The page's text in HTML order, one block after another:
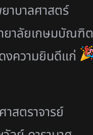
าบาลศาสตร์
ยาลัยเกษมบัณฑิต
งความยินดีแก่
าสตราจารย์